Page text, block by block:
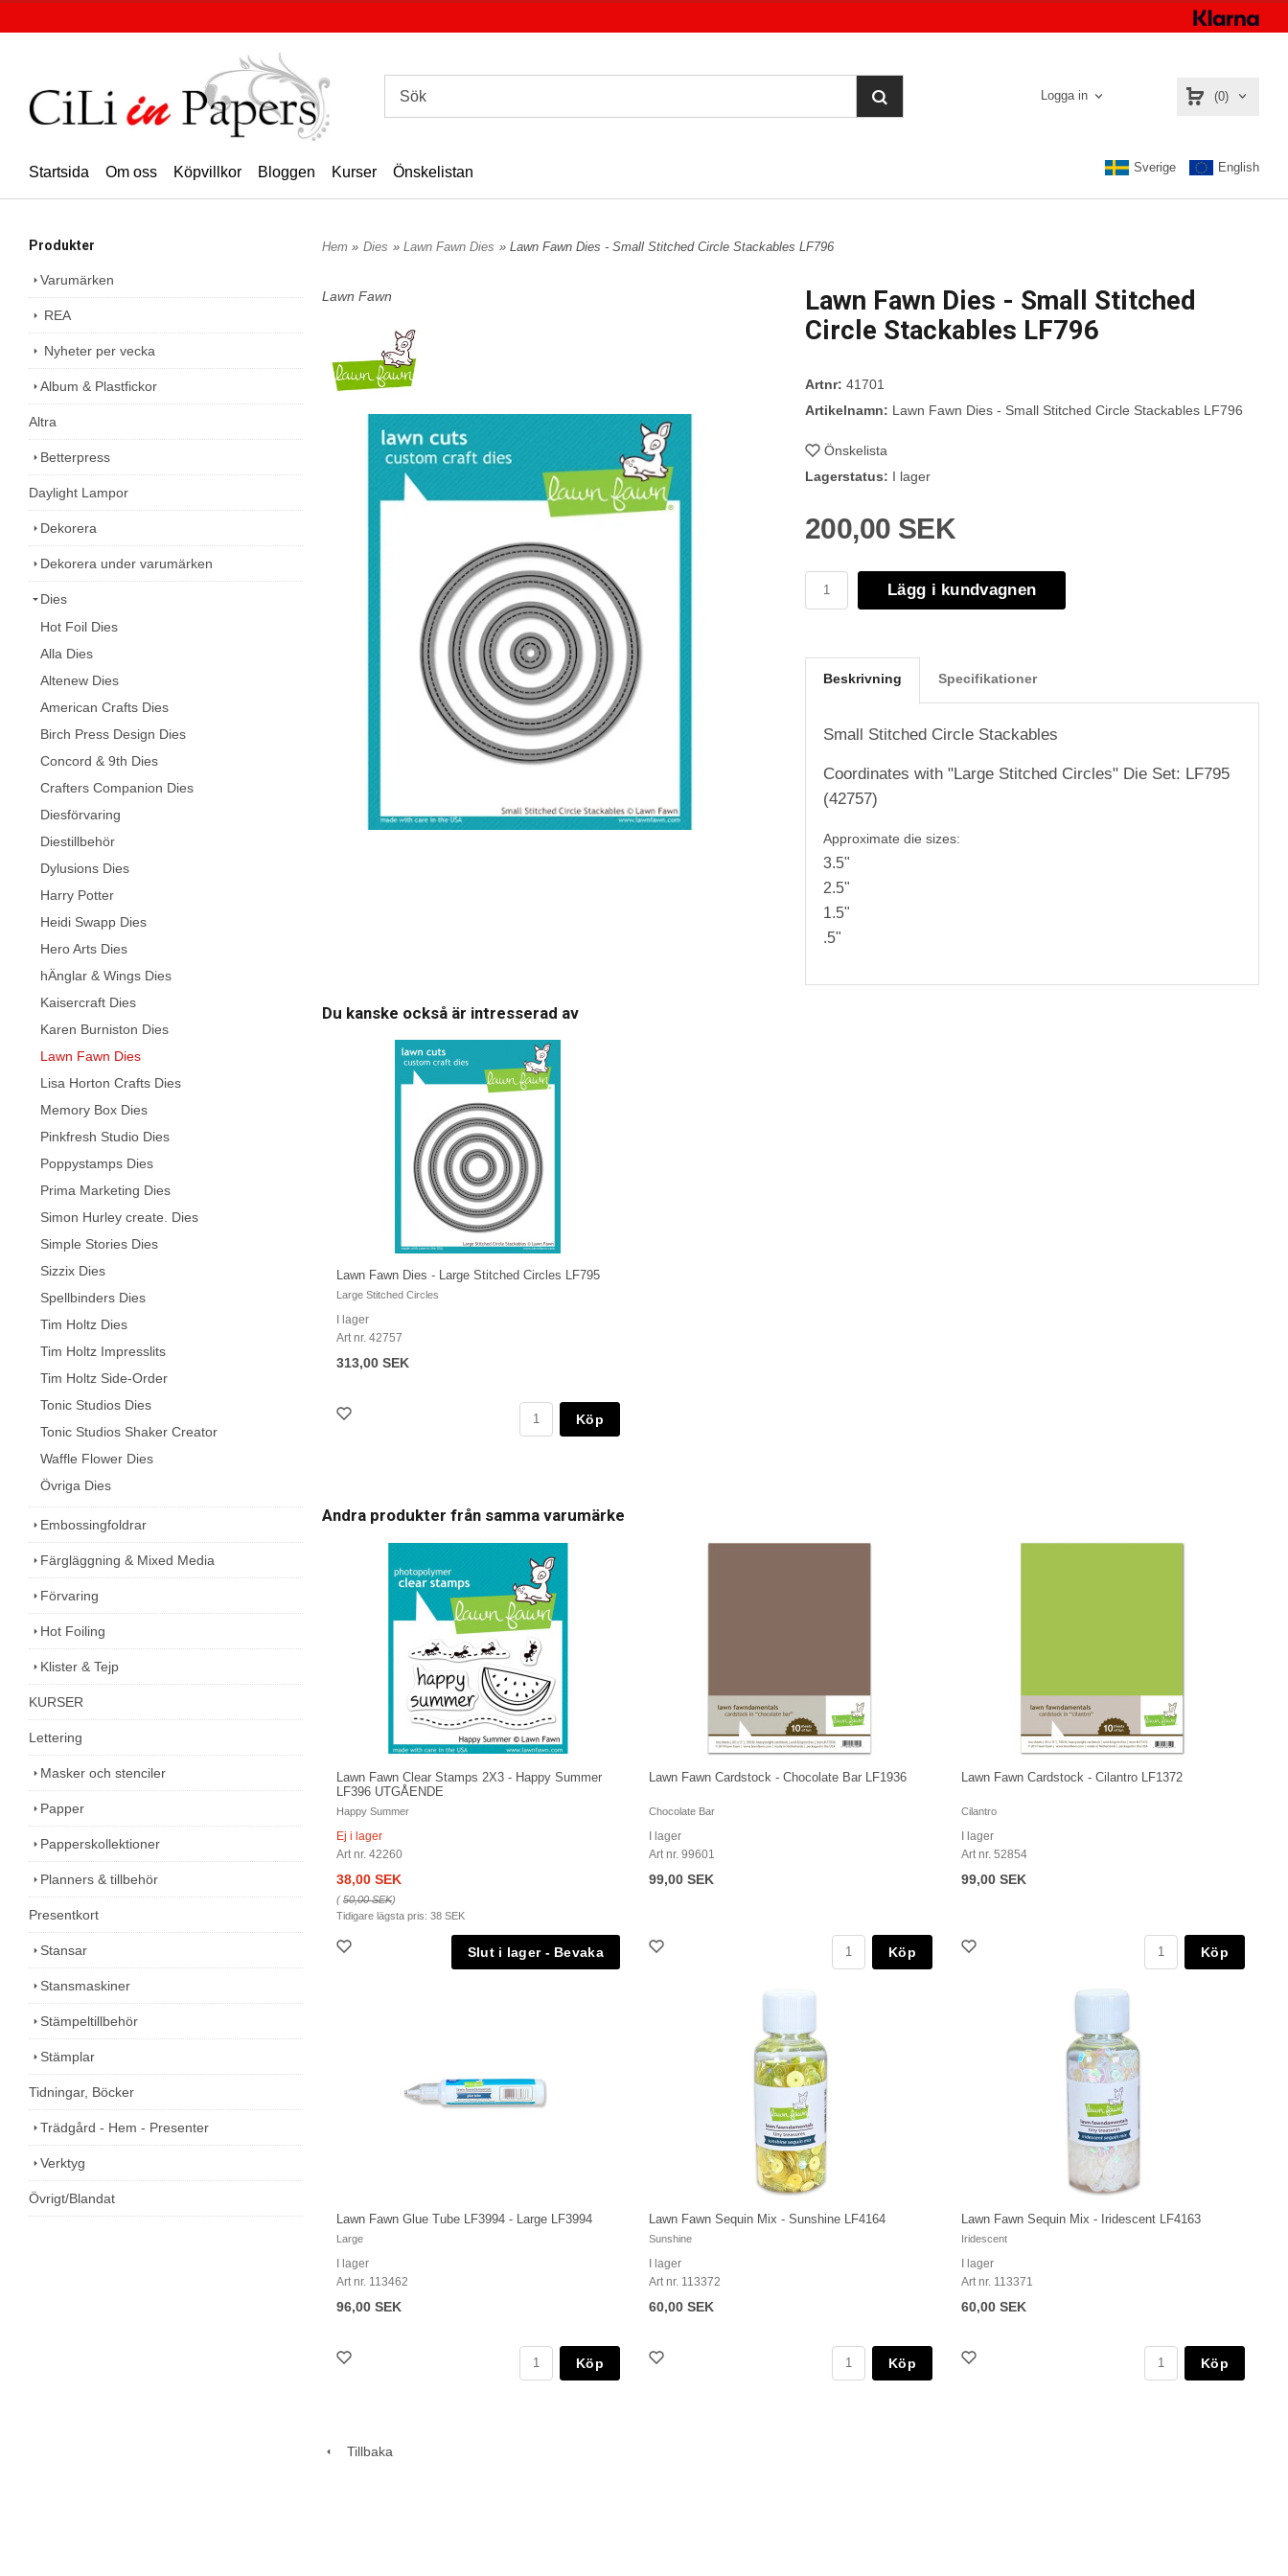
Logga in (0)
Startsida Om oss Köpvillkor Bloggen Kurser Önskelistan Sverige English
Produkter
Varumärken
REA
Nyheter per vecka
Album & Plastfickor
Altra
Betterpress
Daylight Lampor
Dekorera
Dekorera under varumärken
Dies
Hot Foil Dies
Alla Dies
Altenew Dies
American Crafts Dies
Birch Press Design Dies
Concord & 9th Dies
Crafters Companion Dies
Diesförvaring
Diestillbehör
Dylusions Dies
Harry Potter
Heidi Swapp Dies
Hero Arts Dies
hÄnglar & Wings Dies
Kaisercraft Dies
Karen Burniston Dies
Lawn Fawn Dies
Lisa Horton Crafts Dies
Memory Box Dies
Pinkfresh Studio Dies
Poppystamps Dies
Prima Marketing Dies
Simon Hurley create. Dies
Simple Stories Dies
Sizzix Dies
Spellbinders Dies
Tim Holtz Dies
Tim Holtz Impresslits
Tim Holtz Side-Order
Tonic Studios Dies
Tonic Studios Shaker Creator
Waffle Flower Dies
Övriga Dies
Embossingfoldrar
Färgläggning & Mixed Media
Förvaring
Hot Foiling
Klister & Tejp
KURSER
Lettering
Masker och stenciler
Papper
Papperskollektioner
Planners & tillbehör
Presentkort
Stansar
Stansmaskiner
Stämpeltillbehör
Stämplar
Tidningar, Böcker
Trädgård - Hem - Presenter
Verktyg
Övrigt/Blandat
Hem » Dies » Lawn Fawn Dies » Lawn Fawn Dies - Small Stitched Circle Stackables LF796
Lawn Fawn
Lawn Fawn Dies - Small Stitched
Circle Stackables LF796
Artnr: 41701
Artikelnamn: Lawn Fawn Dies - Small Stitched Circle Stackables LF796
Önskelista
Lagerstatus: I lager
200,00 SEK
Lägg i kundvagnen
Beskrivning Specifikationer
Small Stitched Circle Stackables
Coordinates with "Large Stitched Circles" Die Set: LF795
(42757)
Approximate die sizes:
3.5"
2.5"
1.5"
.5"
Du kanske också är intresserad av
Lawn Fawn Dies - Large Stitched Circles LF795
Large Stitched Circles
I lager
Art nr. 42757
313,00 SEK
Köp
Andra produkter från samma varumärke
Lawn Fawn Clear Stamps 2X3 - Happy Summer
LF396 UTGÅENDE
Happy Summer
Ej i lager
Art nr. 42260
38,00 SEK
(50,00 SEK)
Tidigare lägsta pris: 38 SEK
Lawn Fawn Cardstock - Chocolate Bar LF1936
Chocolate Bar
I lager
Art nr. 99601
99,00 SEK
Köp
Lawn Fawn Cardstock - Cilantro LF1372
Cilantro
I lager
Art nr. 52854
99,00 SEK
Köp
Lawn Fawn Glue Tube LF3994 - Large LF3994
Large
I lager
Art nr. 113462
96,00 SEK
Köp
Lawn Fawn Sequin Mix - Sunshine LF4164
Sunshine
I lager
Art nr. 113372
60,00 SEK
Köp
Lawn Fawn Sequin Mix - Iridescent LF4163
Iridescent
I lager
Art nr. 113371
60,00 SEK
Köp
Tillbaka